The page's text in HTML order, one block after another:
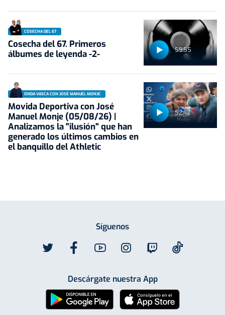
59:55
COSECHA DEL 67
Cosecha del 67. Primeros
álbumes de leyenda -2-
52:42
ONDA VASCA CON JOSÉ MANUEL MONJE
Movida Deportiva con José
Manuel Monje (05/08/26) |
Analizamos la "ilusión" que han
generado los últimos cambios en
el banquillo del Athletic
Síguenos
Descárgate nuestra App